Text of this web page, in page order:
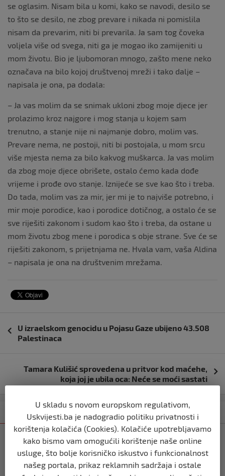
se oglasim. Nisam bila u komi, kako se navodi, desilo se
to što se desilo, ne zbog prevare i nikada ni pomislila
nisam da prevarim, niti bi prevarila. Ja sam tog čoveka
voljela više od svega, niti ga je mogao iko zamijeniti u
mom životu. Bio je ljubomoran mnogo, zašto mene neko
označava na bilo kojoj društvenoj mreži i tako dalje –
napisala je ona, pa dodala:
– Ja vas molim da se snimak ukloni zbog moje djece jer
prolazimo kroz najgore i mog stanja u kojem sam
trenutno, a stanje nije ni najmanje dobro, molim vas.
Prevare nema, ne postoji, niti bi postojala, u mom srcu
više mjesta nema za bilo kakvog muškarca. Ja vas molim
da zbog moje djece obrišete, ostalo ćemo kada dođe
vrijeme i prođe ovo stanje. Iznijeće se sve kao što i treba.
Do tada, molim vas za mir, jer mi je to najviše potrebno, i
mir moje porodice, kao i porodice dotičnog, a ostalo će se
sve riješiti zakonom i sudom kao što i treba, da ostane u
mom životu zbog mene i porodica s obje strane. Sve će se
riješiti zakonom, s prijetnjama ne. Hvala vam, vaša Aldina
– napisala je ona na društvenim mrežama.
objava
U izraelskom genocidu u Pojasu Gaze ubijeno 43.508
Palestinaca
Tamara Kulišić sprovedena u pritvor kod maćehe,
koja joj je ubila oca: Neće se moći sastati
Kategorija Najnovije Najčitanije
MILICA TODOROVIĆ OSTALA BEZ MUŽA
KAKO DALJE?
U skladu s novom europskom regulativom,
Uskvijesti.ba je nadogradio politiku privatnosti i
korištenja kolačića (Cookies). Kolačiće upotrebljavamo
kako bismo vam omogućili korištenje naše online
usluge, što bolje korisničko iskustvo i funkcionalnost
našeg portala, prikaz reklamnih sadržaja i ostale